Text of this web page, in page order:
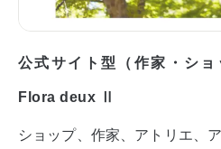
公式サイト型（作家・ショ
Flora deux Ⅱ
ショップ、作家、アトリエ、